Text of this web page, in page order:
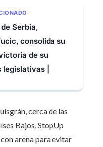
Serbia,
consolida su
de su
|
cerca de las
Bajos, StopUp
arena para evitar